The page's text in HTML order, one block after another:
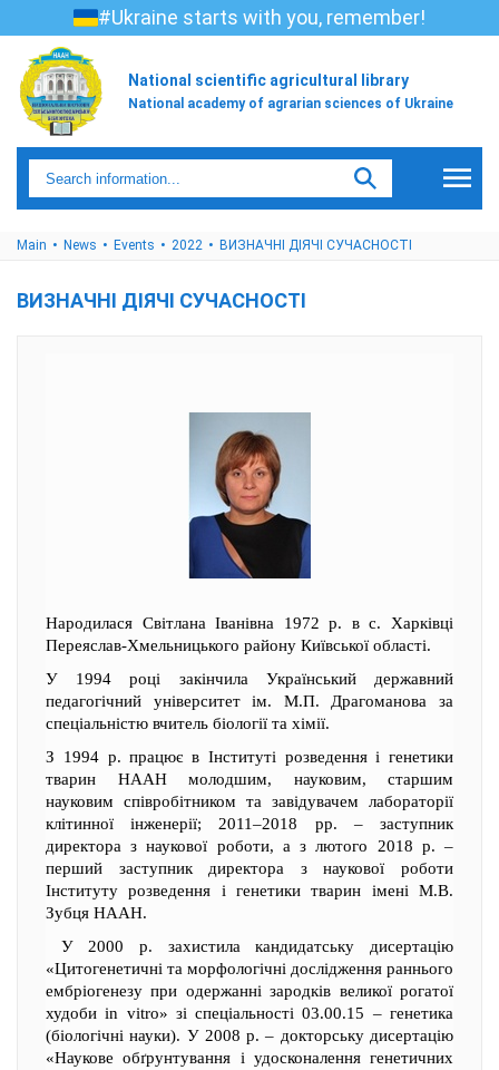
#Ukraine starts with you, remember!
National scientific agricultural library
National academy of agrarian sciences of Ukraine
Main News Events 2022 ВИЗНАЧНІ ДІЯЧІ СУЧАСНОСТІ
ВИЗНАЧНІ ДІЯЧІ СУЧАСНОСТІ
Народилася Світлана Іванівна 1972 р. в с. Харківці
Переяслав-Хмельницького району Київської області.
У 1994 році закінчила Український державний
педагогічний університет ім. М.П. Драгоманова за
спеціальністю вчитель біології та хімії.
З 1994 р. працює в Інституті розведення і генетики
тварин НААН молодшим, науковим, старшим
науковим співробітником та завідувачем лабораторії
клітинної інженерії; 2011–2018 рр. – заступник
директора з наукової роботи, а з лютого 2018 р. –
перший заступник директора з наукової роботи
Інституту розведення і генетики тварин імені М.В.
Зубця НААН.
У 2000 р. захистила кандидатську дисертацію
«Цитогенетичні та морфологічні дослідження раннього
ембріогенезу при одержанні зародків великої рогатої
худоби in vitro» зі спеціальності 03.00.15 – генетика
(біологічні науки). У 2008 р. – докторську дисертацію
«Наукове обґрунтування і удосконалення генетичних